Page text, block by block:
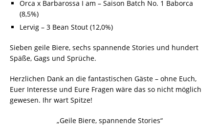
Orca x Barbarossa I am – Saison Batch No. 1 Baborca
(8,5%)
Lervig – 3 Bean Stout (12,0%)
Sieben geile Biere, sechs spannende Stories und hundert
Späße, Gags und Sprüche.
Herzlichen Dank an die fantastischen Gäste – ohne Euch,
Euer Interesse und Eure Fragen wäre das so nicht möglich
gewesen. Ihr wart Spitze!
„Geile Biere, spannende Stories“